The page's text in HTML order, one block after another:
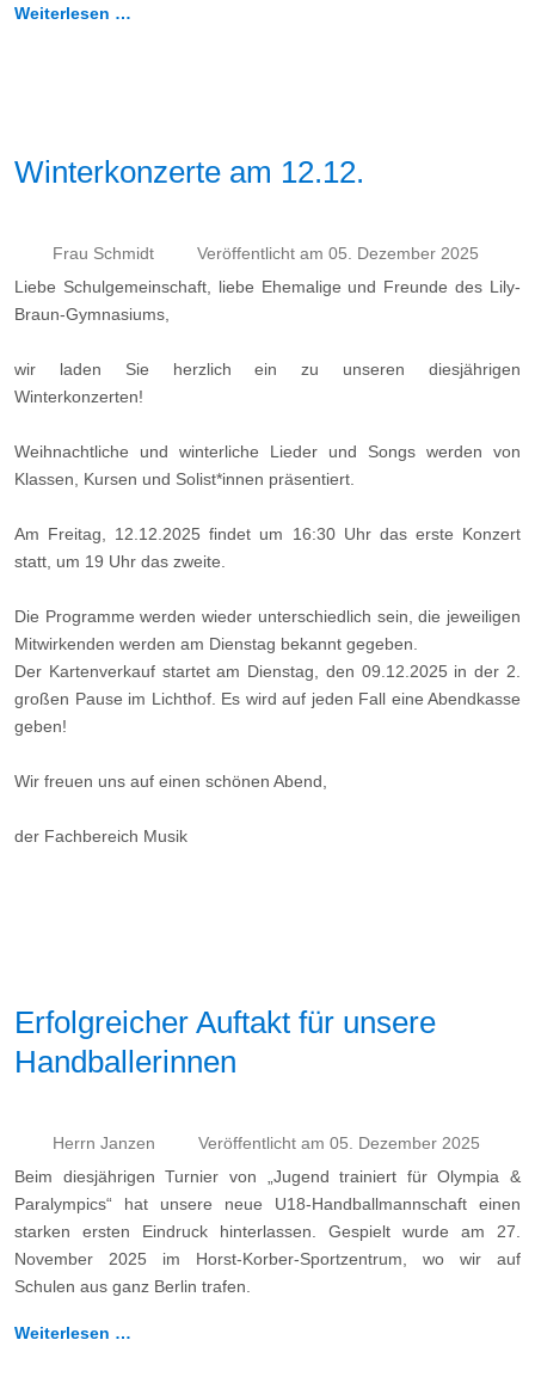
Weiterlesen …
Winterkonzerte am 12.12.
Frau Schmidt
Veröffentlicht am 05. Dezember 2025
Liebe Schulgemeinschaft, liebe Ehemalige und Freunde des Lily-
Braun-Gymnasiums,
wir laden Sie herzlich ein zu unseren diesjährigen
Winterkonzerten!
Weihnachtliche und winterliche Lieder und Songs werden von
Klassen, Kursen und Solist*innen präsentiert.
Am Freitag, 12.12.2025 findet um 16:30 Uhr das erste Konzert
statt, um 19 Uhr das zweite.
Die Programme werden wieder unterschiedlich sein, die jeweiligen
Mitwirkenden werden am Dienstag bekannt gegeben.
Der Kartenverkauf startet am Dienstag, den 09.12.2025 in der 2.
großen Pause im Lichthof. Es wird auf jeden Fall eine Abendkasse
geben!
Wir freuen uns auf einen schönen Abend,
der Fachbereich Musik
Erfolgreicher Auftakt für unsere
Handballerinnen
Herrn Janzen
Veröffentlicht am 05. Dezember 2025
Beim diesjährigen Turnier von „Jugend trainiert für Olympia &
Paralympics“ hat unsere neue U18-Handballmannschaft einen
starken ersten Eindruck hinterlassen. Gespielt wurde am 27.
November 2025 im Horst-Korber-Sportzentrum, wo wir auf
Schulen aus ganz Berlin trafen.
Weiterlesen …